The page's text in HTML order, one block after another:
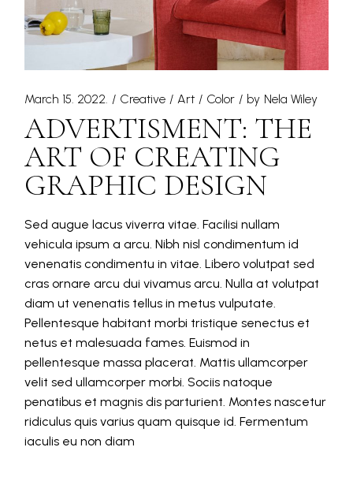
March 15. 2022. Creative Art Color by Nela Wiley
ADVERTISMENT: THE
ART OF CREATING
GRAPHIC DESIGN
Sed augue lacus viverra vitae. Facilisi nullam
vehicula ipsum a arcu. Nibh nisl condimentum id
venenatis condimentu in vitae. Libero volutpat sed
cras ornare arcu dui vivamus arcu. Nulla at volutpat
diam ut venenatis tellus in metus vulputate.
Pellentesque habitant morbi tristique senectus et
netus et malesuada fames. Euismod in
pellentesque massa placerat. Mattis ullamcorper
velit sed ullamcorper morbi. Sociis natoque
penatibus et magnis dis parturient. Montes nascetur
ridiculus quis varius quam quisque id. Fermentum
iaculis eu non diam